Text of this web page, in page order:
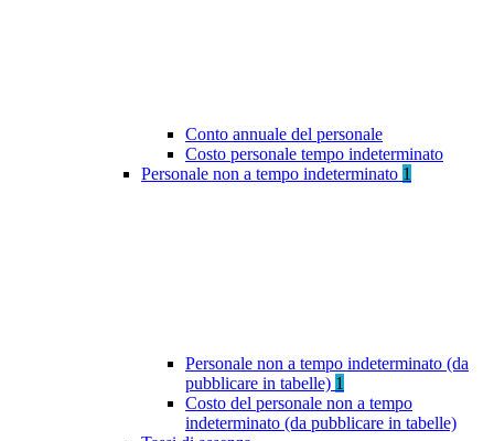
Conto annuale del personale
Costo personale tempo indeterminato
Personale non a tempo indeterminato 1
Personale non a tempo indeterminato (da
pubblicare in tabelle) 1
Costo del personale non a tempo
indeterminato (da pubblicare in tabelle)